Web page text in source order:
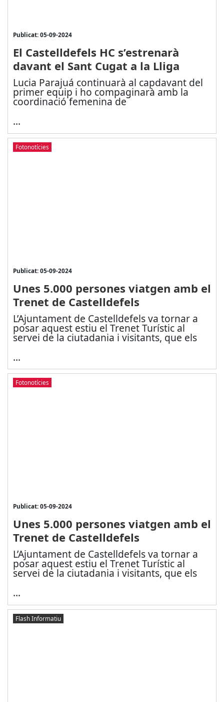
Publicat: 05-09-2024
El Castelldefels HC s’estrenarà
davant el Sant Cugat a la Lliga
Lucia Parajuá continuarà al capdavant del
primer equip i ho compaginarà amb la
coordinació femenina de
...
Fotonotícies
Publicat: 05-09-2024
Unes 5.000 persones viatgen amb el
Trenet de Castelldefels
L’Ajuntament de Castelldefels va tornar a
posar aquest estiu el Trenet Turístic al
servei de la ciutadania i visitants, que els
...
Fotonotícies
Publicat: 05-09-2024
Unes 5.000 persones viatgen amb el
Trenet de Castelldefels
L’Ajuntament de Castelldefels va tornar a
posar aquest estiu el Trenet Turístic al
servei de la ciutadania i visitants, que els
...
Flash Informatiu